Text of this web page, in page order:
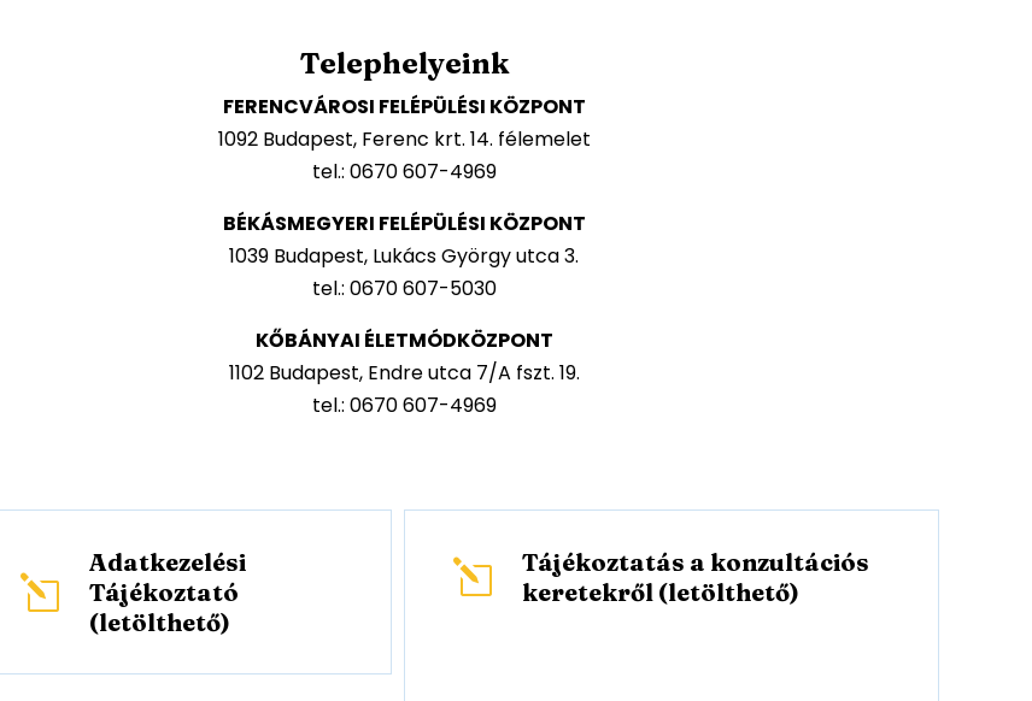
Telephelyeink
FERENCVÁROSI FELÉPÜLÉSI KÖZPONT
1092 Budapest, Ferenc krt. 14. félemelet
tel.: 0670 607-4969
BÉKÁSMEGYERI FELÉPÜLÉSI KÖZPONT
1039 Budapest, Lukács György utca 3.
tel.: 0670 607-5030
KŐBÁNYAI ÉLETMÓDKÖZPONT
1102 Budapest, Endre utca 7/A fszt. 19.
tel.: 0670 607-4969
l
Adatkezelési
Tájékoztató
(letölthető)
l
Tájékoztatás a konzultációs
keretekről (letölthető)